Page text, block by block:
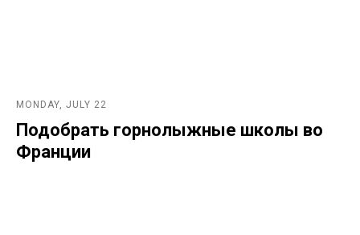
MONDAY, JULY 22
Подобрать горнолыжные школы во
Франции